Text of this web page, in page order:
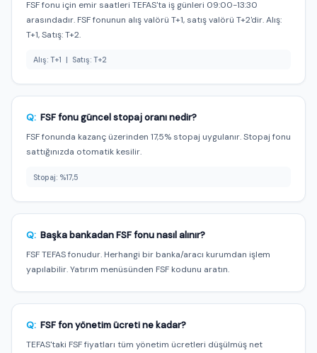
FSF fonu için emir saatleri TEFAS'ta iş günleri 09:00-13:30
arasındadır. FSF fonunun alış valörü T+1, satış valörü T+2'dir. Alış:
T+1, Satış: T+2.
Alış: T+1 | Satış: T+2
Q: FSF fonu güncel stopaj oranı nedir?
FSF fonunda kazanç üzerinden 17,5% stopaj uygulanır. Stopaj fonu
sattığınızda otomatik kesilir.
Stopaj: %17,5
Q: Başka bankadan FSF fonu nasıl alınır?
FSF TEFAS fonudur. Herhangi bir banka/aracı kurumdan işlem
yapılabilir. Yatırım menüsünden FSF kodunu aratın.
Q: FSF fon yönetim ücreti ne kadar?
TEFAS'taki FSF fiyatları tüm yönetim ücretleri düşülmüş net